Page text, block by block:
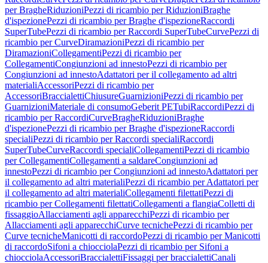
per BragheRiduzioniPezzi di ricambio per RiduzioniBraghe
d'ispezionePezzi di ricambio per Braghe d'ispezioneRaccordi
SuperTubePezzi di ricambio per Raccordi SuperTubeCurvePezzi di
ricambio per CurveDiramazioniPezzi di ricambio per
DiramazioniCollegamentiPezzi di ricambio per
CollegamentiCongiunzioni ad innestoPezzi di ricambio per
Congiunzioni ad innestoAdattatori per il collegamento ad altri
materialiAccessoriPezzi di ricambio per
AccessoriBraccialettiChiusureGuarnizioniPezzi di ricambio per
GuarnizioniMateriale di consumoGeberit PETubiRaccordiPezzi di
ricambio per RaccordiCurveBragheRiduzioniBraghe
d'ispezionePezzi di ricambio per Braghe d'ispezioneRaccordi
specialiPezzi di ricambio per Raccordi specialiRaccordi
SuperTubeCurveRaccordi specialiCollegamentiPezzi di ricambio
per CollegamentiCollegamenti a saldareCongiunzioni ad
innestoPezzi di ricambio per Congiunzioni ad innestoAdattatori per
il collegamento ad altri materialiPezzi di ricambio per Adattatori per
il collegamento ad altri materialiCollegamenti filettatiPezzi di
ricambio per Collegamenti filettatiCollegamenti a flangiaColletti di
fissaggioAllacciamenti agli apparecchiPezzi di ricambio per
Allacciamenti agli apparecchiCurve tecnichePezzi di ricambio per
Curve tecnicheManicotti di raccordoPezzi di ricambio per Manicotti
di raccordoSifoni a chiocciolaPezzi di ricambio per Sifoni a
chiocciolaAccessoriBraccialettiFissaggi per braccialettiCanali